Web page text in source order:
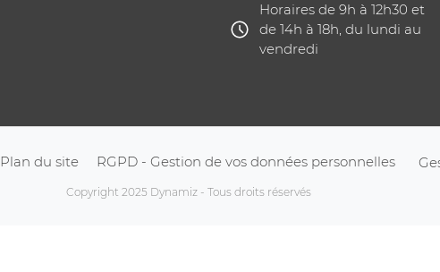
Horaires de 9h à 12h30 et
de 14h à 18h, du lundi au
vendredi
Plan du site RGPD - Gestion de vos données personnelles
Copyright 2025 Dynamiz - Tous droits réservés